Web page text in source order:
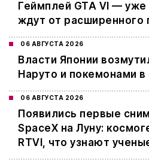
Геймплей GTA VI — уже
ждут от расширенного
06 АВГУСТА 2026
Власти Японии
Наруто и покемонами
06 АВГУСТА 2026
Появились первые
SpaceX на Луну:
RTVI, что узнают